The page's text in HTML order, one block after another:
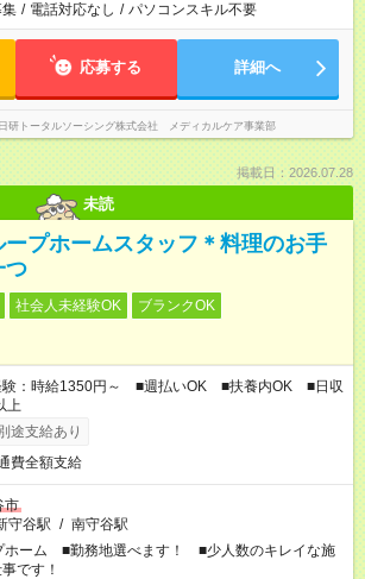
/ 電話対応なし / パソコンスキル不要
応募する 詳細へ
日研トータルソーシング株式会社 メディカルケア事業部
掲載日：2026.07.28
未読
プホームスタッフ＊料理のお手
つ
社会人未経験OK
ブランクOK
験：時給1350円～ ■週払いOK ■扶養内OK ■日収
上
途支給あり
費全額支給
市
守谷駅 / 南守谷駅
ホーム ■勤務地選べます！ ■少人数のキレイな施
です！